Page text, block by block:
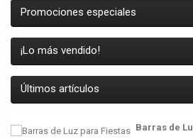
Promociones especiales
¡Lo más vendido!
Últimos artículos
Barras de